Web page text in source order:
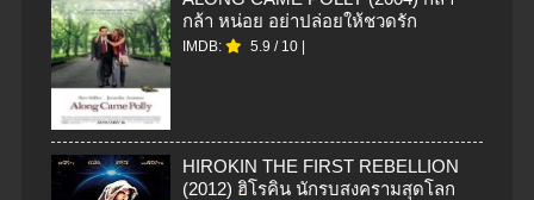
กล้า หน่อย อย่าปล่อยให้ชวดรัก
IMDB: 5.9 / 10 |
HIROKIN THE FIRST REBELLION
(2012) ฮิโรคิน นักรบสงครามสุดโลก